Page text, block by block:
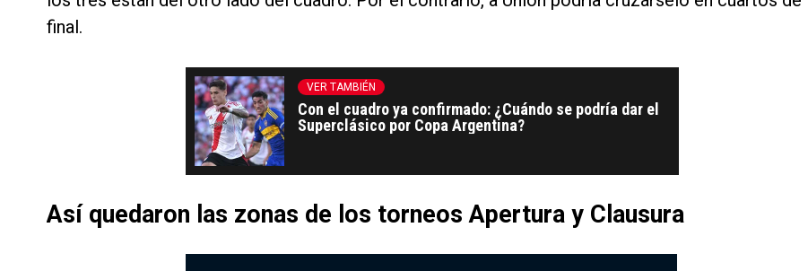
final.
VER TAMBIÉN
Con el cuadro ya confirmado: ¿Cuándo se podría dar el
Superclásico por Copa Argentina?
Así quedaron las zonas de los torneos Apertura y Clausura